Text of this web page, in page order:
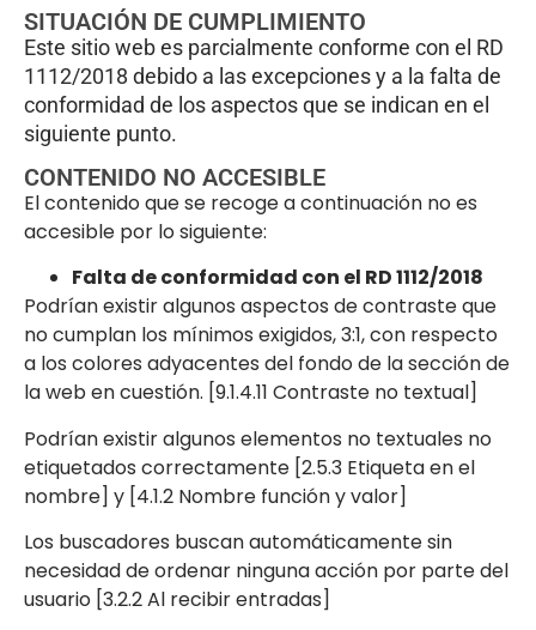
SITUACIÓN DE CUMPLIMIENTO
Este sitio web es parcialmente conforme con el RD
1112/2018 debido a las excepciones y a la falta de
conformidad de los aspectos que se indican en el
siguiente punto.
CONTENIDO NO ACCESIBLE
El contenido que se recoge a continuación no es
accesible por lo siguiente:
Falta de conformidad con el RD 1112/2018
Podrían existir algunos aspectos de contraste que
no cumplan los mínimos exigidos, 3:1, con respecto
a los colores adyacentes del fondo de la sección de
la web en cuestión. [9.1.4.11 Contraste no textual]
Podrían existir algunos elementos no textuales no
etiquetados correctamente [2.5.3 Etiqueta en el
nombre] y [4.1.2 Nombre función y valor]
Los buscadores buscan automáticamente sin
necesidad de ordenar ninguna acción por parte del
usuario [3.2.2 Al recibir entradas]